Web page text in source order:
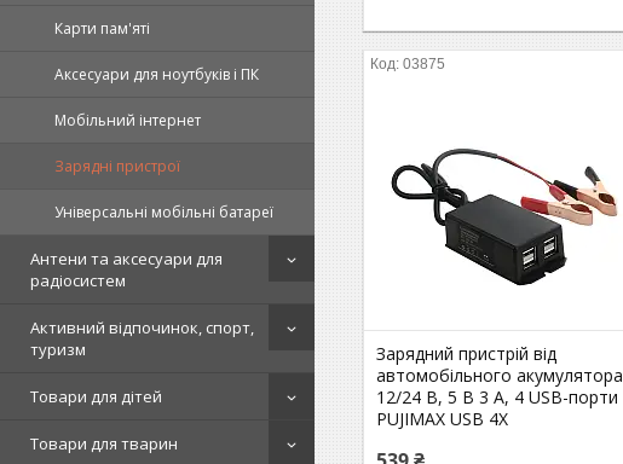
Карти пам'яті
Аксесуари для ноутбуків і ПК
Мобільний інтернет
Зарядні пристрої
Універсальні мобільні батареї
Антени та аксесуари для
радіосистем
Активний відпочинок, спорт,
туризм
Товари для дітей
Товари для тварин
03875
Зарядний пристрій від
автомобільного акумулятора
12/24 В, 5 В 3 А, 4 USB-порти
PUJIMAX USB 4X